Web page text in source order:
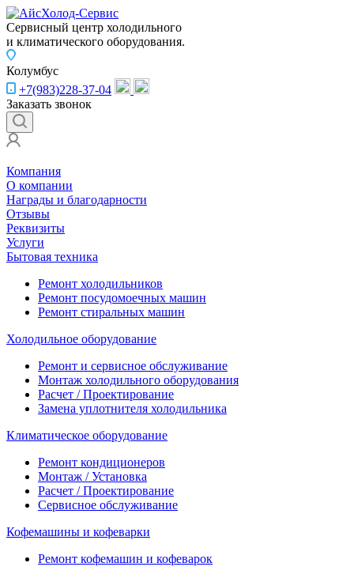
Сервисный центр холодильного
и климатического оборудования.
Колумбус
+7(983)228-37-04
Заказать звонок
Компания
О компании
Награды и благодарности
Отзывы
Реквизиты
Услуги
Бытовая техника
Ремонт холодильников
Ремонт посудомоечных машин
Ремонт стиральных машин
Холодильное оборудование
Ремонт и сервисное обслуживание
Монтаж холодильного оборудования
Расчет / Проектирование
Замена уплотнителя холодильника
Климатическое оборудование
Ремонт кондиционеров
Монтаж / Установка
Расчет / Проектирование
Сервисное обслуживание
Кофемашины и кофеварки
Ремонт кофемашин и кофеварок